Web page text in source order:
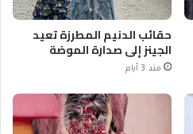
حقائب الدنيم المطرزة تعيد
الجينز إلى صدارة الموضة
منذ 3 أيام